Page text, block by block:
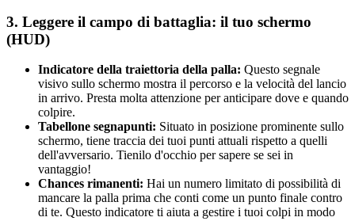
3. Leggere il campo di battaglia: il tuo schermo
(HUD)
Indicatore della traiettoria della palla: Questo segnale
visivo sullo schermo mostra il percorso e la velocità del lancio
in arrivo. Presta molta attenzione per anticipare dove e quando
colpire.
Tabellone segnapunti: Situato in posizione prominente sullo
schermo, tiene traccia dei tuoi punti attuali rispetto a quelli
dell'avversario. Tienilo d'occhio per sapere se sei in
vantaggio!
Chances rimanenti: Hai un numero limitato di possibilità di
mancare la palla prima che conti come un punto finale contro
di te. Questo indicatore ti aiuta a gestire i tuoi colpi in modo